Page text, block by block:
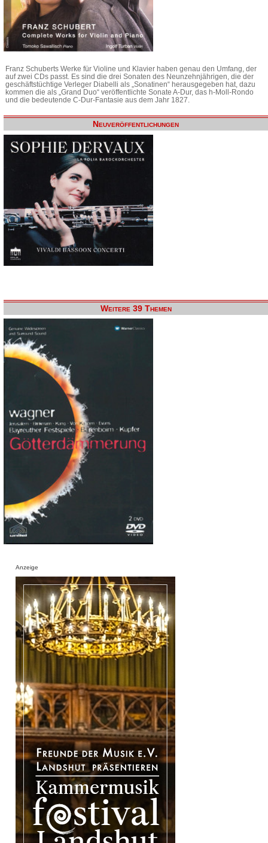
Franz Schuberts Werke für Violine und Klavier haben genau den Umfang, der
auf zwei CDs passt. Es sind die drei Sonaten des Neunzehnjährigen, die der
geschäftstüchtige Verleger Diabelli als „Sonatinen“ herausgegeben hat, dazu
kommen die als „Grand Duo“ veröffentlichte Sonate A-Dur, das h-Moll-Rondo
und die bedeutende C-Dur-Fantasie aus dem Jahr 1827.
Neuveröffentlichungen
Weitere 39 Themen
Anzeige